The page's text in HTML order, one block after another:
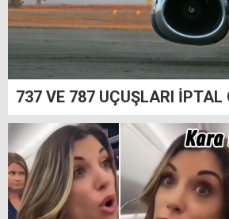
737 VE 787 UÇUŞLARI İPTAL